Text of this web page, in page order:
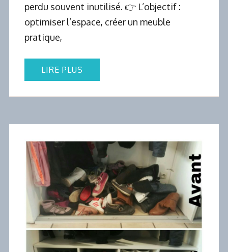
perdu souvent inutilisé. 👉 L’objectif :
optimiser l’espace, créer un meuble
pratique,
LIRE PLUS